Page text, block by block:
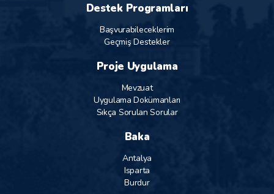
Destek Programları
Başvurabileceklerim
Geçmiş Destekler
Proje Uygulama
Mevzuat
Uygulama Dokümanları
Sıkça Sorulan Sorular
Baka
Antalya
Isparta
Burdur